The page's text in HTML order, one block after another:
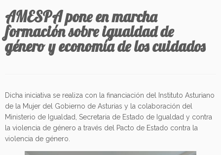
AMESPA pone en marcha
formación sobre igualdad de
género y economía de los cuidados
Dicha iniciativa se realiza con la financiación del Instituto Asturiano
de la Mujer del Gobierno de Asturias y la colaboración del
Ministerio de Igualdad, Secretaria de Estado de Igualdad y contra
la violencia de género a través del Pacto de Estado contra la
violencia de género.